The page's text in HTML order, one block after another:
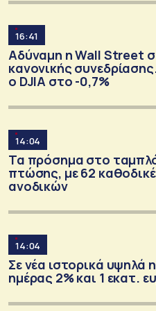
16:41
Αδύναμη η Wall Street
κανονικής
ο DJIA στο -0,7%
14:04
Τα πρόσημα στο
πτώσης, με 62
ανοδικών
14:04
Σε νέα ιστορικά υψηλά
ημέρας 2% και 1 εκατ.